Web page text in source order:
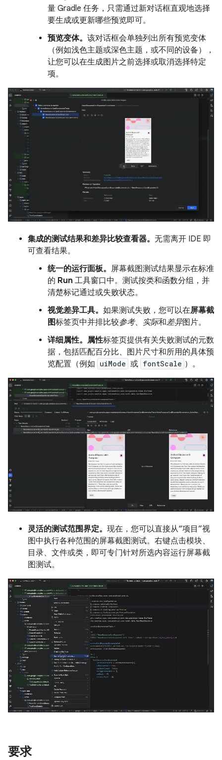
量 Gradle 任务，只需通过新对话框直观地选择
要生成或更新哪些预览即可。
预览变体。 该对话框会单独列出所有预览变体
（例如浅色主题或深色主题，或不同的设备），
让您可以在生成图片之前选择或取消选择特定
项。
集成的测试结果和差异比较查看器。 无需离开 IDE 即
可查看结果。
统一的运行面板。 屏幕截图测试结果显示在标准
的 Run 工具窗口中。测试按类和函数分组，并
清楚标记通过或失败状态。
视觉差异工具。 如果测试失败，您可以在屏幕截
图标签页中并排比较参考、 实际和差异图片。
详细属性。 属性标签页提供有关失败测试的元数
据，包括匹配百分比、图片尺寸和所用的具体预
览配置（例如 uiMode 或 fontScale ）。
灵活的测试范围界定。 现在，您可以直接从“项目”视
图中执行各种范围的屏幕截图测试。右键点击模块、
目录、文件或类，即可专门针对所选内容运行屏幕截
图测试。
要求